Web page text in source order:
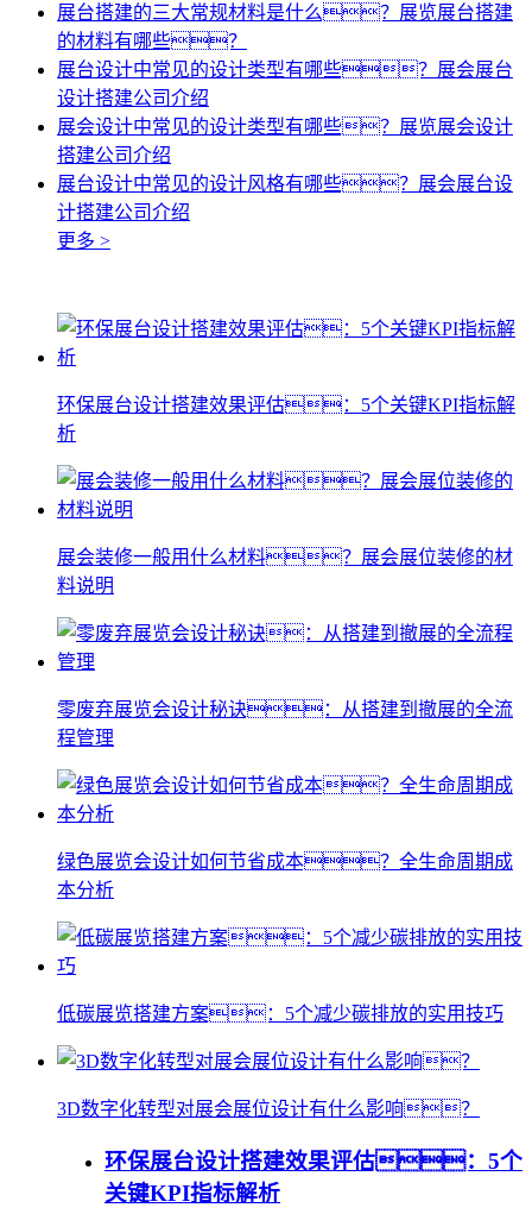
展台搭建的三大常规材料是什么？展览展台搭建
的材料有哪些？
展台设计中常见的设计类型有哪些？展会展台
设计搭建公司介绍
展会设计中常见的设计类型有哪些？展览展会设计
搭建公司介绍
展台设计中常见的设计风格有哪些？展会展台设
计搭建公司介绍
更多 >
环保展台设计搭建效果评估：5个关键KPI指标解
析
展会装修一般用什么材料？展会展位装修的材
料说明
零废弃展览会设计秘诀：从搭建到撤展的全流
程管理
绿色展览会设计如何节省成本？全生命周期成
本分析
低碳展览搭建方案：5个减少碳排放的实用技巧
3D数字化转型对展会展位设计有什么影响？
环保展台设计搭建效果评估：5个
关键KPI指标解析